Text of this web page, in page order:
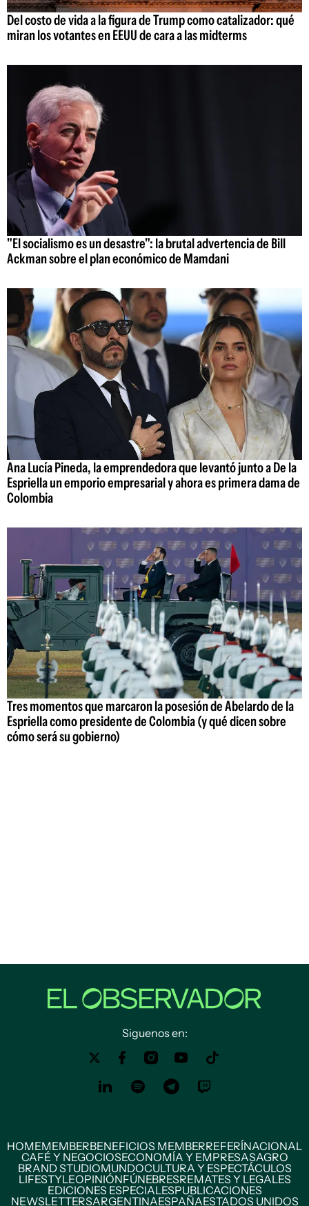
Del costo de vida a la figura de Trump como catalizador: qué
miran los votantes en EEUU de cara a las midterms
"El socialismo es un desastre": la brutal advertencia de Bill
Ackman sobre el plan económico de Mamdani
Ana Lucía Pineda, la emprendedora que levantó junto a De la
Espriella un emporio empresarial y ahora es primera dama de
Colombia
Tres momentos que marcaron la posesión de Abelardo de la
Espriella como presidente de Colombia (y qué dicen sobre
cómo será su gobierno)
Siguenos en:
HOMEMEMBERBENEFICIOS MEMBERREFERÍNACIONAL
CAFÉ Y NEGOCIOSECONOMÍA Y EMPRESASAGRO
BRAND STUDIOMUNDOCULTURA Y ESPECTÁCULOS
LIFESTYLEOPINIÓNFÚNEBRESREMATES Y LEGALES
EDICIONES ESPECIALESPUBLICACIONES
NEWSLETTERSARGENTINAESPAÑAESTADOS UNIDOS